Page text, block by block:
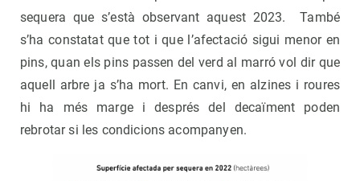
sequera que s’està observant aquest 2023. També
s’ha constatat que tot i que l’afectació sigui menor en
pins, quan els pins passen del verd al marró vol dir que
aquell arbre ja s’ha mort. En canvi, en alzines i roures
hi ha més marge i després del decaïment poden
rebrotar si les condicions acompanyen.